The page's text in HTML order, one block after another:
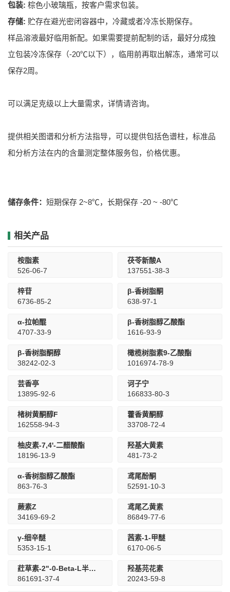
包装: 棕色小玻璃瓶，按客户需求包装。
存储: 贮存在避光密闭容器中，冷藏或者冷冻长期保存。
样品溶液最好临用新配。如果需要提前配制的话，最好分成独
立包装冷冻保存（-20℃以下），临用前再取出解冻，通常可以
保存2周。
可以满足克级以上大量需求，详情请咨询。
提供相关图谱和分析方法指导，可以提供包括色谱柱，标准品
和分析方法在内的含量测定整体服务包，价格优惠。
储存条件： 短期保存 2~8℃，长期保存 -20 ~ -80℃
相关产品
桉脂素
526-06-7
茯苓新酸A
137551-38-3
梓苷
6736-85-2
β-香树脂酮
638-97-1
α-拉帕醌
4707-33-9
β-香树脂醇乙酸酯
1616-93-9
β-香树脂酮醇
38242-02-3
橄榄树脂素9-乙酸酯
1016974-78-9
芸香亭
13895-92-6
诃子宁
166833-80-3
楮树黄酮醇F
162558-94-3
藿香黄酮醇
33708-72-4
柚皮素-7,4'-二醋酸酯
18196-13-9
羟基大黄素
481-73-2
α-香树脂醇乙酸酯
863-76-3
鸢尾酚酮
52591-10-3
蕨素Z
34169-69-2
鸢尾乙黄素
86849-77-6
γ-细辛醚
5353-15-1
茜素-1-甲醚
6170-06-5
荭草素-2"-0-Beta-L半乳糖苷
861691-37-4
羟基芫花素
20243-59-8